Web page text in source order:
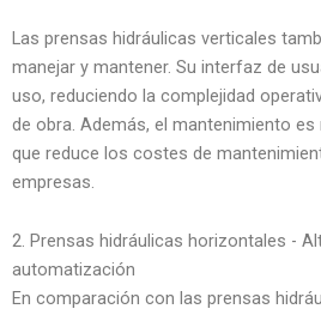
Las prensas hidráulicas verticales
manejar y mantener. Su interfaz de
uso, reduciendo la complejidad
de obra. Además, el mantenimiento
que reduce los costes de
empresas.
2. Prensas hidráulicas horizontales -
automatización
En comparación con las prensas